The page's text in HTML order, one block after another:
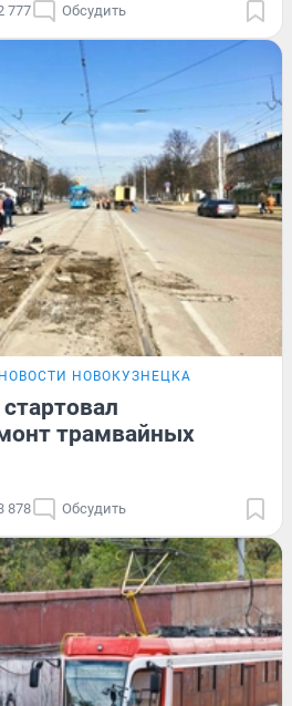
777 Обсудить
НОВОСТИ НОВОКУЗНЕЦКА
трамвайных
878 Обсудить